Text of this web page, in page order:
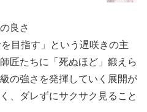
良さ
目指す」という遅咲きの主
匠たちに「死ぬほど」鍛えら
の強さを発揮していく展開が
、ダレずにサクサク見ること